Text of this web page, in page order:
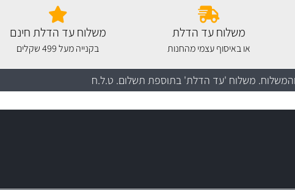
משלוח עד הדלת
או באיסוף עצמי מהחנות
משלוח עד הדלת חינם
בקנייה מעל 499 שקלים
. משלוח 'עד הדלת' בתוספת תשלום. ט.ל.ח